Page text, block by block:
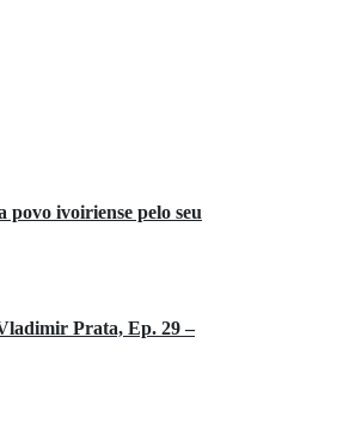
povo ivoiriense pelo seu
Prata, Ep. 29 –